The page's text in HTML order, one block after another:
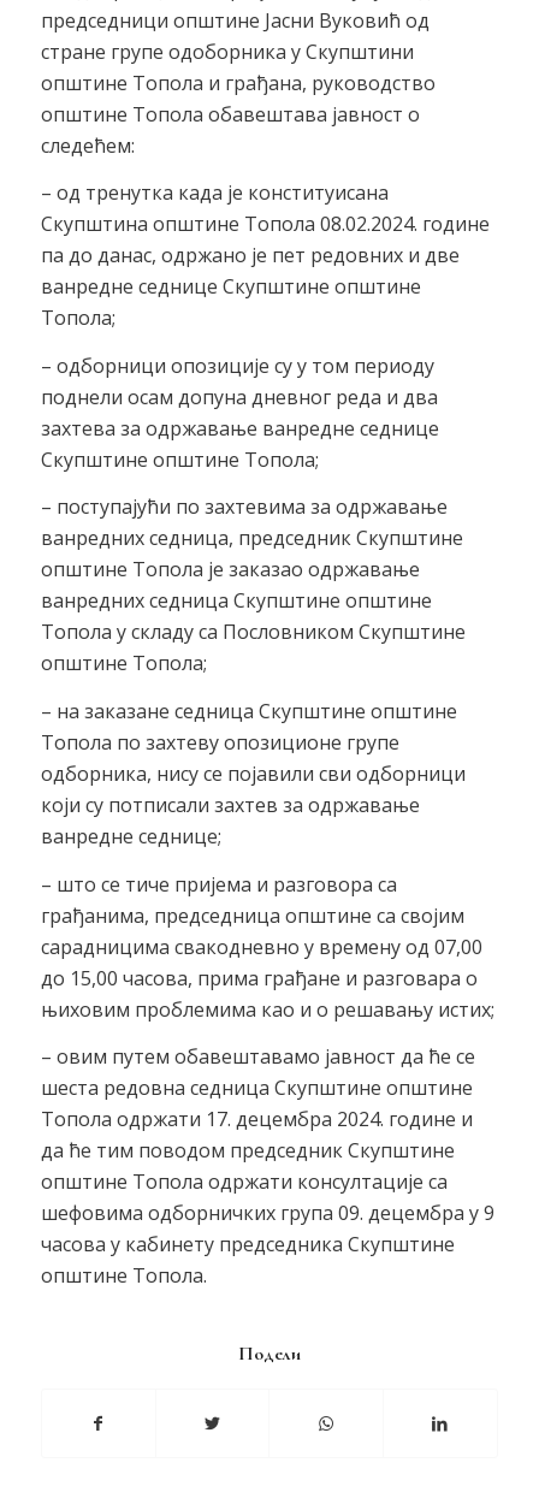
председници општине Јасни Вуковић од
стране групе одоборника у Скупштини
општине Топола и грађана, руководство
општине Топола обавештава јавност о
следећем:
– од тренутка када је конституисана
Скупштина општине Топола 08.02.2024. године
па до данас, одржано је пет редовних и две
ванредне седнице Скупштине општине
Топола;
– одборници опозиције су у том периоду
поднели осам допуна дневног реда и два
захтева за одржавање ванредне седнице
Скупштине општине Топола;
– поступајући по захтевима за одржавање
ванредних седница, председник Скупштине
општине Топола је заказао одржавање
ванредних седница Скупштине општине
Топола у складу са Пословником Скупштине
општине Топола;
– на заказане седница Скупштине општине
Топола по захтеву опозиционе групе
одборника, нису се појавили сви одборници
који су потписали захтев за одржавање
ванредне седнице;
– што се тиче пријема и разговора са
грађанима, председница општине са својим
сарадницима свакодневно у времену од 07,00
до 15,00 часова, прима грађане и разговара о
њиховим проблемима као и о решавању истих;
– овим путем обавештавамо јавност да ће се
шеста редовна седница Скупштине општине
Топола одржати 17. децембра 2024. године и
да ће тим поводом председник Скупштине
општине Топола одржати консултације са
шефовима одборничких група 09. децембра у 9
часова у кабинету председника Скупштине
општине Топола.
Подели